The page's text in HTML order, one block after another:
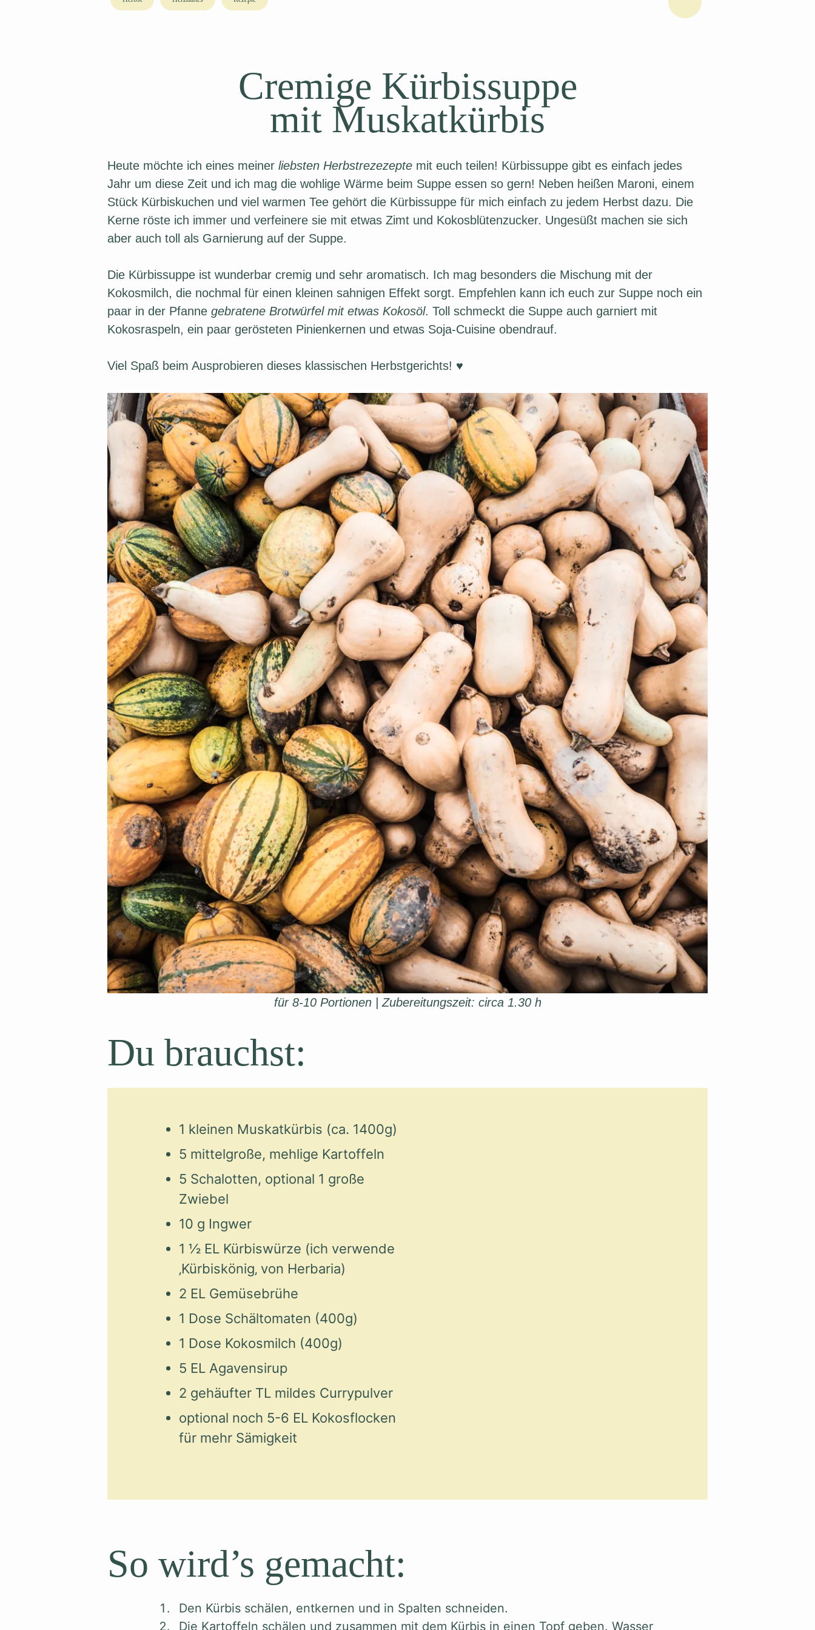
Cremige Kürbissuppe
mit Muskatkürbis
Heute möchte ich eines meiner liebsten Herbstrezezepte mit euch teilen! Kürbissuppe gibt es einfach jedes
Jahr um diese Zeit und ich mag die wohlige Wärme beim Suppe essen so gern! Neben heißen Maroni, einem
Stück Kürbiskuchen und viel warmen Tee gehört die Kürbissuppe für mich einfach zu jedem Herbst dazu. Die
Kerne röste ich immer und verfeinere sie mit etwas Zimt und Kokosblütenzucker. Ungesüßt machen sie sich
aber auch toll als Garnierung auf der Suppe.
Die Kürbissuppe ist wunderbar cremig und sehr aromatisch. Ich mag besonders die Mischung mit der
Kokosmilch, die nochmal für einen kleinen sahnigen Effekt sorgt. Empfehlen kann ich euch zur Suppe noch ein
paar in der Pfanne gebratene Brotwürfel mit etwas Kokosöl. Toll schmeckt die Suppe auch garniert mit
Kokosraspeln, ein paar gerösteten Pinienkernen und etwas Soja-Cuisine obendrauf.
Viel Spaß beim Ausprobieren dieses klassischen Herbstgerichts! ♥
für 8-10 Portionen | Zubereitungszeit: circa 1.30 h
Du brauchst:
1 kleinen Muskatkürbis (ca. 1400g)
5 mittelgroße, mehlige Kartoffeln
5 Schalotten, optional 1 große
Zwiebel
10 g Ingwer
1 ½ EL Kürbiswürze (ich verwende
‚Kürbiskönig‚ von Herbaria)
2 EL Gemüsebrühe
1 Dose Schältomaten (400g)
1 Dose Kokosmilch (400g)
5 EL Agavensirup
2 gehäufter TL mildes Currypulver
optional noch 5-6 EL Kokosflocken
für mehr Sämigkeit
So wird’s gemacht:
Den Kürbis schälen, entkernen und in Spalten schneiden.
Die Kartoffeln schälen und zusammen mit dem Kürbis in einen Topf geben. Wasser